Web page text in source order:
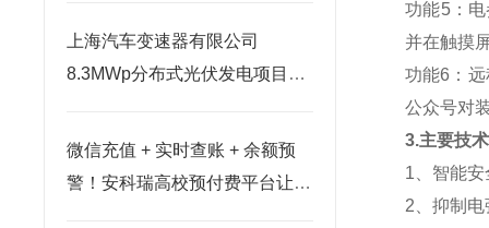
上海汽车变速器有限公司
8.3MWp分布式光伏发电项目中
微信充值 + 实时查账 + 余额预
警！安科瑞高校预付费平台让宿
功能5：
并在触摸
功能6：
公众号对
3.主要技
1、智能
2、抑制